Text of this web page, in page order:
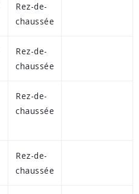
Rez-de-
chaussée
Rez-de-
chaussée
Rez-de-
chaussée
Rez-de-
chaussée